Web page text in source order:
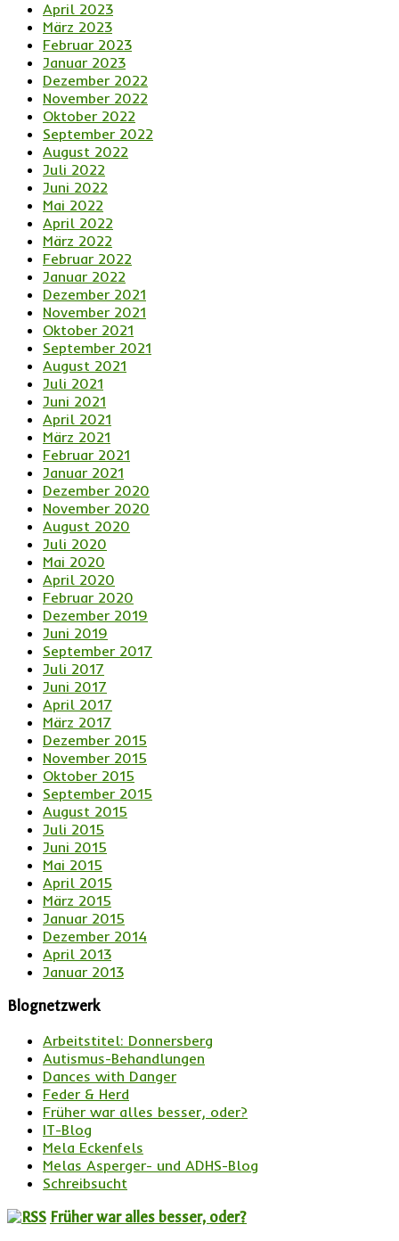
April 2023
März 2023
Februar 2023
Januar 2023
Dezember 2022
November 2022
Oktober 2022
September 2022
August 2022
Juli 2022
Juni 2022
Mai 2022
April 2022
März 2022
Februar 2022
Januar 2022
Dezember 2021
November 2021
Oktober 2021
September 2021
August 2021
Juli 2021
Juni 2021
April 2021
März 2021
Februar 2021
Januar 2021
Dezember 2020
November 2020
August 2020
Juli 2020
Mai 2020
April 2020
Februar 2020
Dezember 2019
Juni 2019
September 2017
Juli 2017
Juni 2017
April 2017
März 2017
Dezember 2015
November 2015
Oktober 2015
September 2015
August 2015
Juli 2015
Juni 2015
Mai 2015
April 2015
März 2015
Januar 2015
Dezember 2014
April 2013
Januar 2013
Blognetzwerk
Arbeitstitel: Donnersberg
Autismus-Behandlungen
Dances with Danger
Feder & Herd
Früher war alles besser, oder?
IT-Blog
Mela Eckenfels
Melas Asperger- und ADHS-Blog
Schreibsucht
Früher war alles besser, oder?